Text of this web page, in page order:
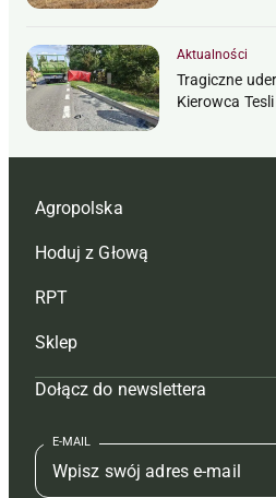
Aktualności
Tragiczne
Kierowca Tesli
Agropolska
Redakcja
Reklama
Tagi
Mapa serwisu
Kontakt
Regulamin
Hoduj z Głową
Hoduj z głową bydło
Hoduj z głową świnie
Prenumerata
Redakcja
Kontakt
RPT
Redakcja
Prenumerata
Reklama
Kontakt
Sklep
Czasopisma i prenumerata
Książki
Regulamin
Dołącz do newslettera
E-MAIL